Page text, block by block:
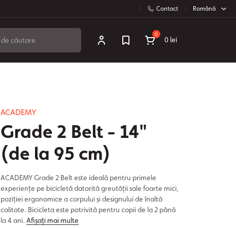
Contact Română
0
0 lei
ACADEMY
Grade 2 Belt - 14"
(de la 95 cm)
ACADEMY Grade 2 Belt este ideală pentru primele
experiențe pe bicicletă datorită greutății sale foarte mici,
poziției ergonomice a corpului și designului de înaltă
calitate. Bicicleta este potrivită pentru copii de la 2 până
la 4 ani. Afișați mai multe